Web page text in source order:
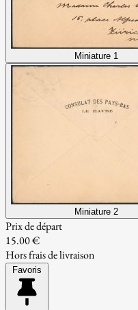
Miniature 1
Miniature 2
Prix de départ
15.00 €
Hors frais de livraison
Favoris